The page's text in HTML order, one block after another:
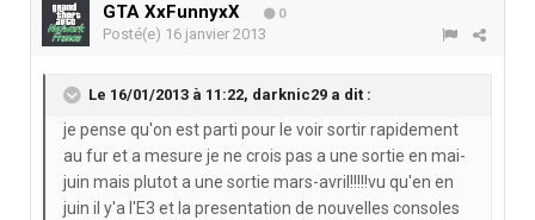
GTA XxFunnyxX 0
Posté(e) 16 janvier 2013
Le 16/01/2013 à 11:22, darknic29 a dit :
je pense qu'on est parti pour le voir sortir rapidement
au fur et a mesure je ne crois pas a une sortie en mai-
juin mais plutot a une sortie mars-avril!!!!!vu qu'en en
juin il y'a l'E3 et la presentation de nouvelles consoles